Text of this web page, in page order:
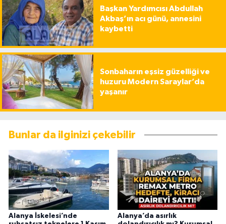
Başkan Yardımcısı Abdullah
Akbaş’ın acı günü, annesini
kaybetti
Sonbaharın eşsiz güzelliği ve
huzuru Modern Saraylar’da
yaşanır
Bunlar da ilginizi çekebilir
Alanya İskelesi’nde
Alanya’da asırlık